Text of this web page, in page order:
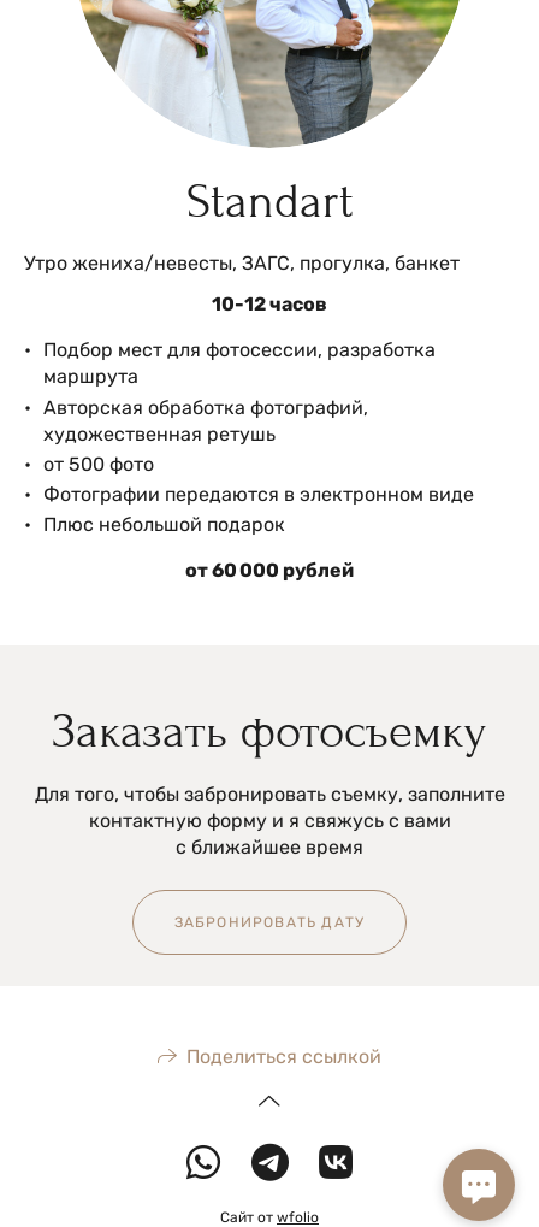
Standart
Утро жениха/невесты, ЗАГС, прогулка, банкет
10-12 часов
Подбор мест для фотосессии, разработка
маршрута
Авторская обработка фотографий,
художественная ретушь
от 500 фото
Фотографии передаются в электронном виде
Плюс небольшой подарок
от 60 000 рублей
Заказать фотосъемку
Для того, чтобы забронировать съемку, заполните
контактную форму и я свяжусь с вами
с ближайшее время
ЗАБРОНИРОВАТЬ ДАТУ
Поделиться ссылкой
Сайт от wfolio